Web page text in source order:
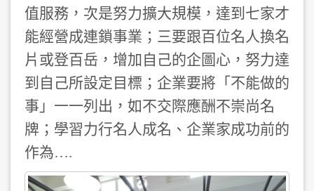
值服務，次是努力擴大規模，達到七家才
能經營成連鎖事業；三要跟百位名人換名
片或登百岳，增加自己的企圖心，努力達
到自己所設定目標；企業要將「不能做的
事」一一列出，如不交際應酬不崇尚名
牌；學習力行名人成名、企業家成功前的
作為….